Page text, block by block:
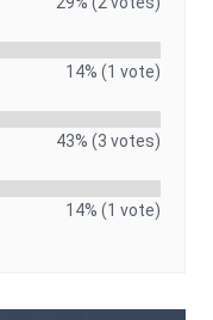
14% (1 vote)
43% (3 votes)
14% (1 vote)